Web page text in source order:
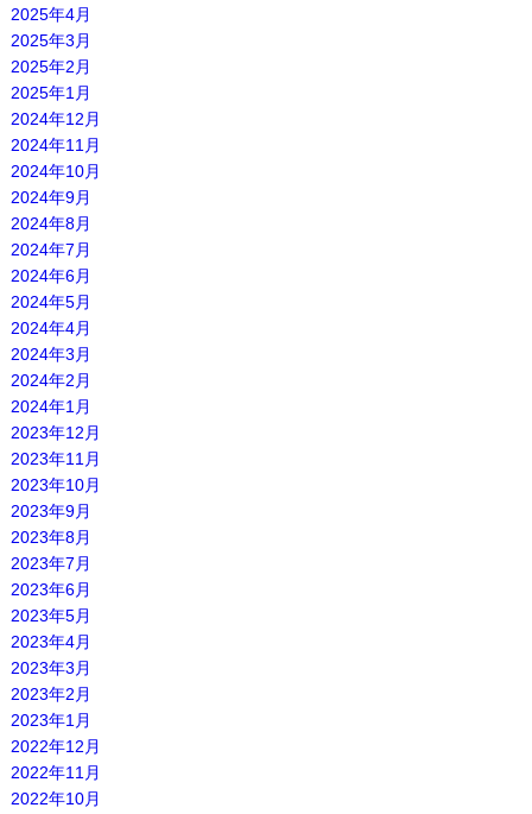
2025年4月
2025年3月
2025年2月
2025年1月
2024年12月
2024年11月
2024年10月
2024年9月
2024年8月
2024年7月
2024年6月
2024年5月
2024年4月
2024年3月
2024年2月
2024年1月
2023年12月
2023年11月
2023年10月
2023年9月
2023年8月
2023年7月
2023年6月
2023年5月
2023年4月
2023年3月
2023年2月
2023年1月
2022年12月
2022年11月
2022年10月